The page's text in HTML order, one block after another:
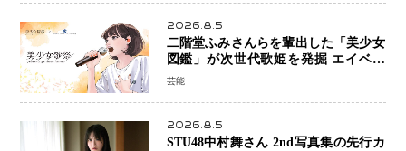
2026.8.5
二階堂ふみさんらを輩出した「美少女
図鑑」が次世代歌姫を発掘 エイベッ
クスと「美少女歌祭2026」開催決定
芸能
2026.8.5
STU48中村舞さん 2nd写真集の先行カ